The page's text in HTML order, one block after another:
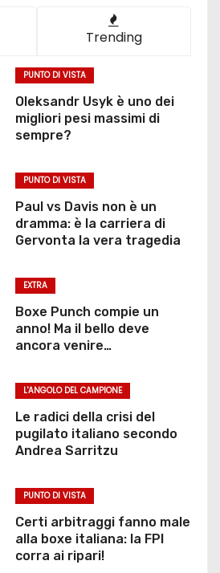
Trending
PUNTO DI VISTA
Oleksandr Usyk è uno dei
migliori pesi massimi di
sempre?
PUNTO DI VISTA
Paul vs Davis non è un
dramma: è la carriera di
Gervonta la vera tragedia
EXTRA
Boxe Punch compie un
anno! Ma il bello deve
ancora venire…
L'ANGOLO DEL CAMPIONE
Le radici della crisi del
pugilato italiano secondo
Andrea Sarritzu
PUNTO DI VISTA
Certi arbitraggi fanno male
alla boxe italiana: la FPI
corra ai ripari!